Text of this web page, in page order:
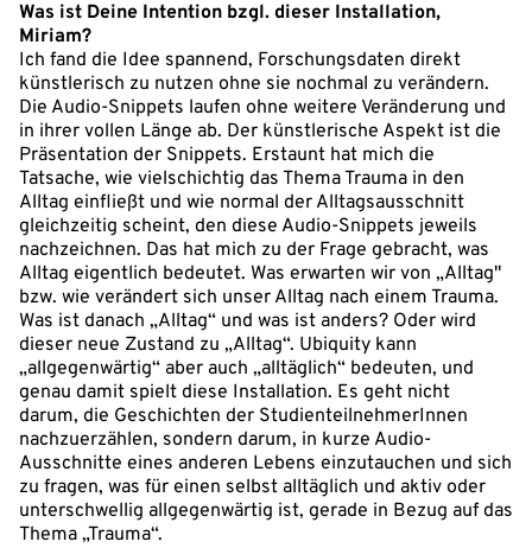
Was ist Deine Intention bzgl. dieser Installation,
Miriam?
Ich fand die Idee spannend, Forschungsdaten direkt
künstlerisch zu nutzen ohne sie nochmal zu verändern.
Die Audio-Snippets laufen ohne weitere Veränderung und
in ihrer vollen Länge ab. Der künstlerische Aspekt ist die
Präsentation der Snippets. Erstaunt hat mich die
Tatsache, wie vielschichtig das Thema Trauma in den
Alltag einfließt und wie normal der Alltagsausschnitt
gleichzeitig scheint, den diese Audio-Snippets jeweils
nachzeichnen. Das hat mich zu der Frage gebracht, was
Alltag eigentlich bedeutet. Was erwarten wir von „Alltag"
bzw. wie verändert sich unser Alltag nach einem Trauma.
Was ist danach „Alltag“ und was ist anders? Oder wird
dieser neue Zustand zu „Alltag“. Ubiquity kann
„allgegenwärtig“ aber auch „alltäglich“ bedeuten, und
genau damit spielt diese Installation. Es geht nicht
darum, die Geschichten der StudienteilnehmerInnen
nachzuerzählen, sondern darum, in kurze Audio-
Ausschnitte eines anderen Lebens einzutauchen und sich
zu fragen, was für einen selbst alltäglich und aktiv oder
unterschwellig allgegenwärtig ist, gerade in Bezug auf das
Thema „Trauma“.